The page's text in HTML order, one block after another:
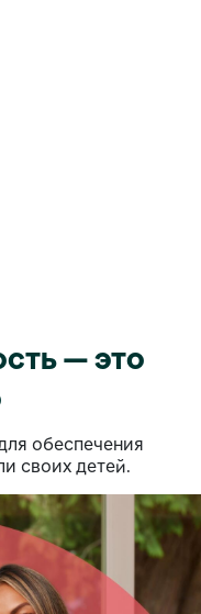
— это
обеспечения
своих детей.